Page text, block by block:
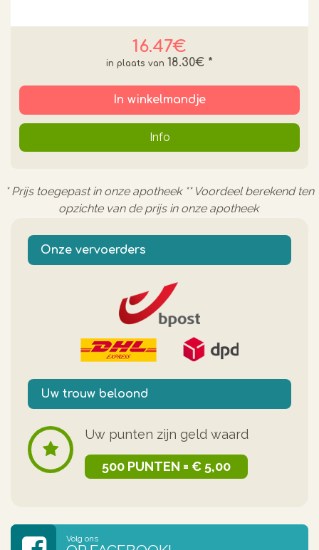
16.47€
18.30€ *
In winkelmandje
Info
* Prijs toegepast in onze apotheek ** Voordeel berekend ten
opzichte van de prijs in onze apotheek
Onze vervoerders
Uw trouw beloond
Uw punten zijn geld waard
500 PUNTEN = € 5,00
Volg ons